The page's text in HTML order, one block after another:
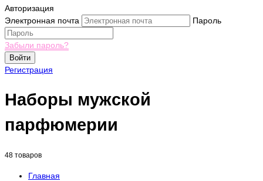
Авторизация
Электронная почта
Пароль
Забыли пароль?
Войти
Регистрация
Наборы мужской
парфюмерии
48 товаров
Главная